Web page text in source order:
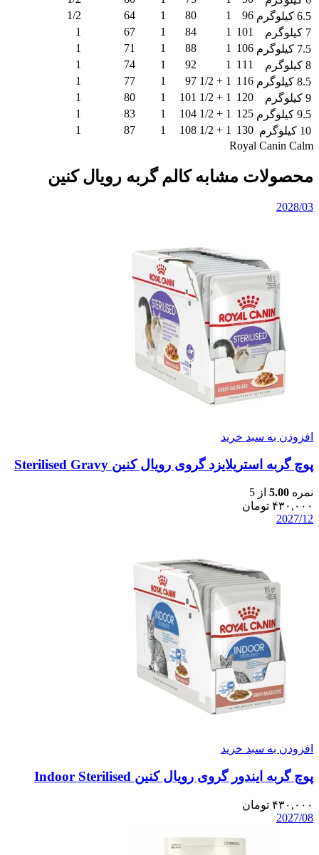
6.5 کیلوگرم
96
1
80
1
64
1/2
7 کیلوگرم
101
1
84
1
67
1
7.5 کیلوگرم
106
1
88
1
71
1
8 کیلوگرم
111
1
92
1
74
1
8.5 کیلوگرم
116
1 + 1/2
97
1
77
1
9 کیلوگرم
120
1 + 1/2
101
1
80
1
9.5 کیلوگرم
125
1 + 1/2
104
1
83
1
10 کیلوگرم
130
1 + 1/2
108
1
87
1
Royal Canin Calm
محصولات مشابه کالم گربه رویال کنین
2028/03
افزودن به سبد خرید
پوچ گربه استریلایزد گروی رویال کنین Sterilised Gravy
نمره 5.00 از 5
۴۳۰,۰۰۰ تومان
2027/12
افزودن به سبد خرید
پوچ گربه ایندور گروی رویال کنین Indoor Sterilised
۴۳۰,۰۰۰ تومان
2027/08